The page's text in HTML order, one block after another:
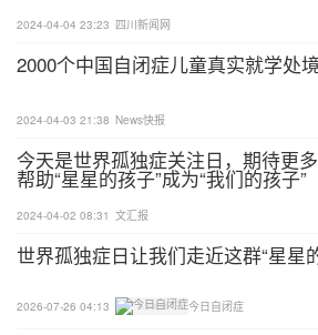
2024-04-04 23:23 四川新闻网
2000个中国自闭症儿童真实就学处
2024-04-03 21:38 News快报
今天是世界孤独症关注日，期待更
帮助“星星的孩子”成为“我们的孩子”
2024-04-02 08:31 文汇报
世界孤独症日让我们走近这群“星星
2026-07-26 04:13 今日自闭症